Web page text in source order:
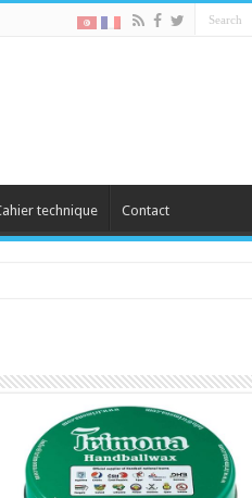
technique Contact